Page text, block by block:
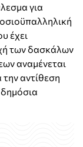
για
έχει
των δασκάλων
αναμένεται
την αντίθεση